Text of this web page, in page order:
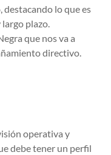
lo que es
plazo.
que nos va a
directivo.
operativa y
debe tener un perfil